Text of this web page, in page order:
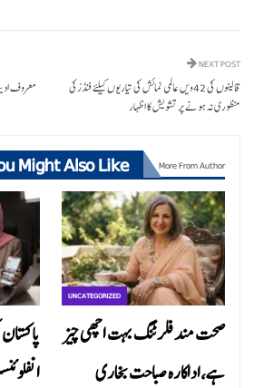
NEXT POST
قالینوں کی 42ویں عالمی نمائش کی تیاریوں کیلئے فنڈزکی
منظوری نہ ہونے پر تشویش کا اظہار
Might Also Like More From Author
UNCATEGORIZED
صحت مند فلرٹنگ بہت اچھی چیز
ہے،اداکارہ صباحت بخاری